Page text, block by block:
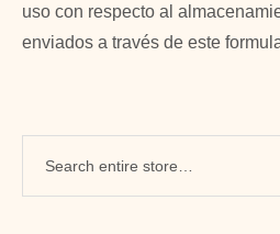
uso con respecto al
enviados a través de este